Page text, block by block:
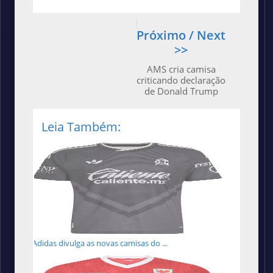
Próximo / Next
>>
AMS cria camisa
criticando declaração
de Donald Trump
Leia Também:
Adidas divulga as novas camisas do ...